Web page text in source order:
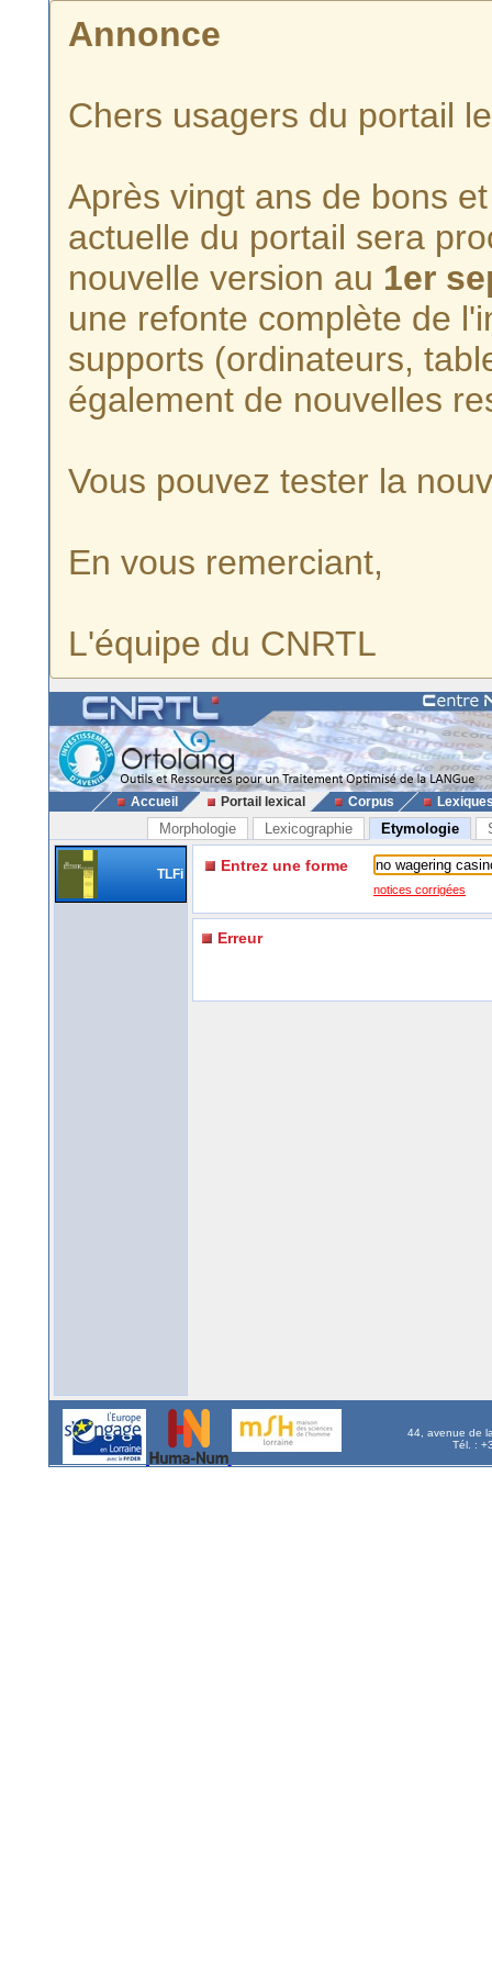
Annonce
Chers usagers du portail
Après vingt ans de bons
actuelle du portail sera
nouvelle version au 1er
une refonte complète de
supports (ordinateurs,
également de nouvelles
Vous pouvez tester la
En vous remerciant,
L'équipe du CNRTL
Accueil Portail lexical Corpus
Morphologie Lexicographie Etymologie
TLFi Entrez une forme
notices corrigées
Erreur
44, avenue de
Tél. :